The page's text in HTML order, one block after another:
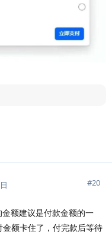
#20
额建议是付款金额的一
额卡住了，付完款后等待